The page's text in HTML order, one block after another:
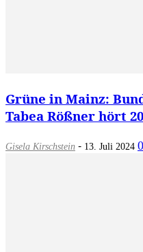
Grüne in Mainz:
Tabea Rößner hört
Gisela Kirschstein - 13. Juli 2024 0